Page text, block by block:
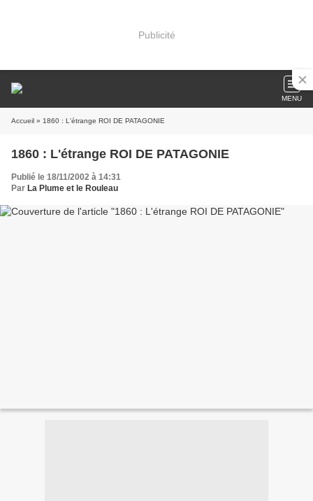
Publicité
MENU
Accueil » 1860 : L'étrange ROI DE PATAGONIE
1860 : L'étrange ROI DE PATAGONIE
Publié le 18/11/2002 à 14:31
Par La Plume et le Rouleau